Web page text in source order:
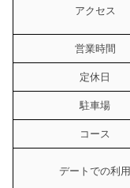
アクセス
営業時間
定休日
駐車場
コース
デートでの利用